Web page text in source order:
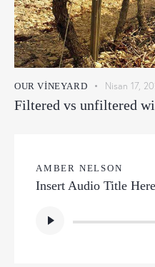
OUR VINEYARD Nisan 17,
Filtered vs unfiltered
AMBER NELSON
Insert Audio Title Here
oynatıcı